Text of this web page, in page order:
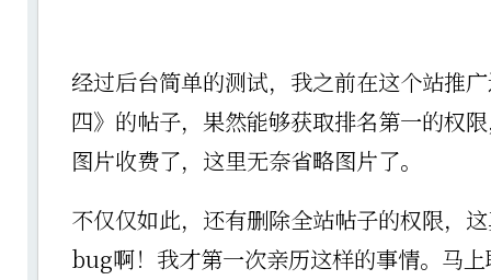
经过后台简单的测试，我之前在这个站推
四》的帖子，果然能够获取排名第一的权
图片收费了，这里无奈省略图片了。
不仅仅如此，还有删除全站帖子的权限，
bug啊！我才第一次亲历这样的事情。马